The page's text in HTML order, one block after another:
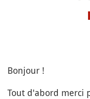
Bonjour !
Tout d'abord merci